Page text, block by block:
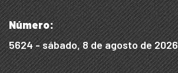
Número:
5624 - sábado, 8 de agosto de 2026